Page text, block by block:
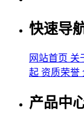
快速导
网站首页 关
起 资质荣誉
产品中